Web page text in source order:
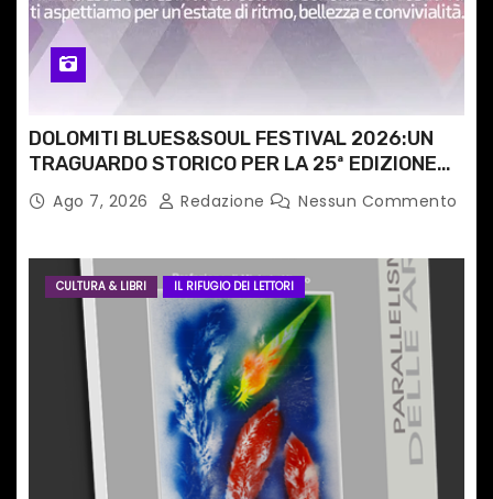
o
l
i
DOLOMITI BLUES&SOUL FESTIVAL 2026:UN
TRAGUARDO STORICO PER LA 25ª EDIZIONE
TRA LE CIME PATRIMONIO UNESCO
Ago 7, 2026 Redazione Nessun Commento
CULTURA & LIBRI IL RIFUGIO DEI LETTORI